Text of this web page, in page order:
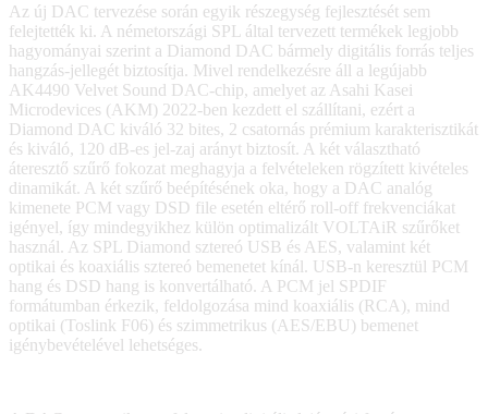
Az új DAC tervezése során egyik részegység fejlesztését sem
felejtették ki. A németországi SPL által tervezett termékek legjobb
hagyományai szerint a Diamond DAC bármely digitális forrás teljes
hangzás-jellegét biztosítja. Mivel rendelkezésre áll a legújabb
AK4490 Velvet Sound DAC-chip, amelyet az Asahi Kasei
Microdevices (AKM) 2022-ben kezdett el szállítani, ezért a
Diamond DAC kiváló 32 bites, 2 csatornás prémium karakterisztikát
és kiváló, 120 dB-es jel-zaj arányt biztosít. A két választható
áteresztő szűrő fokozat meghagyja a felvételeken rögzített kivételes
dinamikát. A két szűrő beépítésének oka, hogy a DAC analóg
kimenete PCM vagy DSD file esetén eltérő roll-off frekvenciákat
igényel, így mindegyikhez külön optimalizált VOLTAiR szűrőket
használ. Az SPL Diamond sztereó USB és AES, valamint két
optikai és koaxiális sztereó bemenetet kínál. USB-n keresztül PCM
hang és DSD hang is konvertálható. A PCM jel SPDIF
formátumban érkezik, feldolgozása mind koaxiális (RCA), mind
optikai (Toslink F06) és szimmetrikus (AES/EBU) bemenet
igénybevételével lehetséges.